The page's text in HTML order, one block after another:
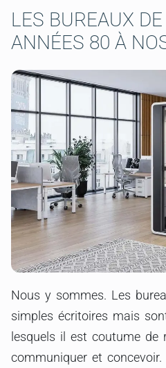
LES BUREAUX
ANNÉES 80 À
Nous y sommes. Les
simples écritoires mais
lesquels il est coutume de
communiquer et